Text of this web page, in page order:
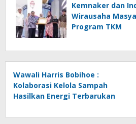
Kemnaker dan
Wirausaha
Program TKM
Wawali Harris Bobihoe :
Kolaborasi Kelola Sampah
Hasilkan Energi Terbarukan